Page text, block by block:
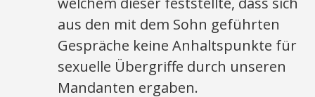
aus den mit dem Sohn geführten
Gespräche keine Anhaltspunkte für
sexuelle Übergriffe durch unseren
Mandanten ergaben.